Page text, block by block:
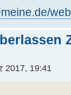
2017, 19:41